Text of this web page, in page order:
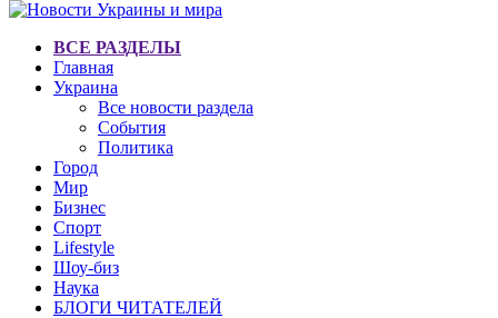
ВСЕ РАЗДЕЛЫ
Главная
Украина
Все новости раздела
События
Политика
Город
Мир
Бизнес
Спорт
Lifestyle
Шоу-биз
Наука
БЛОГИ ЧИТАТЕЛЕЙ